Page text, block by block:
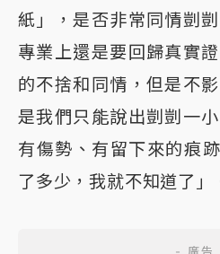
紙」，是否非常同情剴
專業上還是要回歸真實
的不捨和同情，但是不
是我們只能說出剴剴一
有傷勢、有留下來的痕
了多少，我就不知道了」